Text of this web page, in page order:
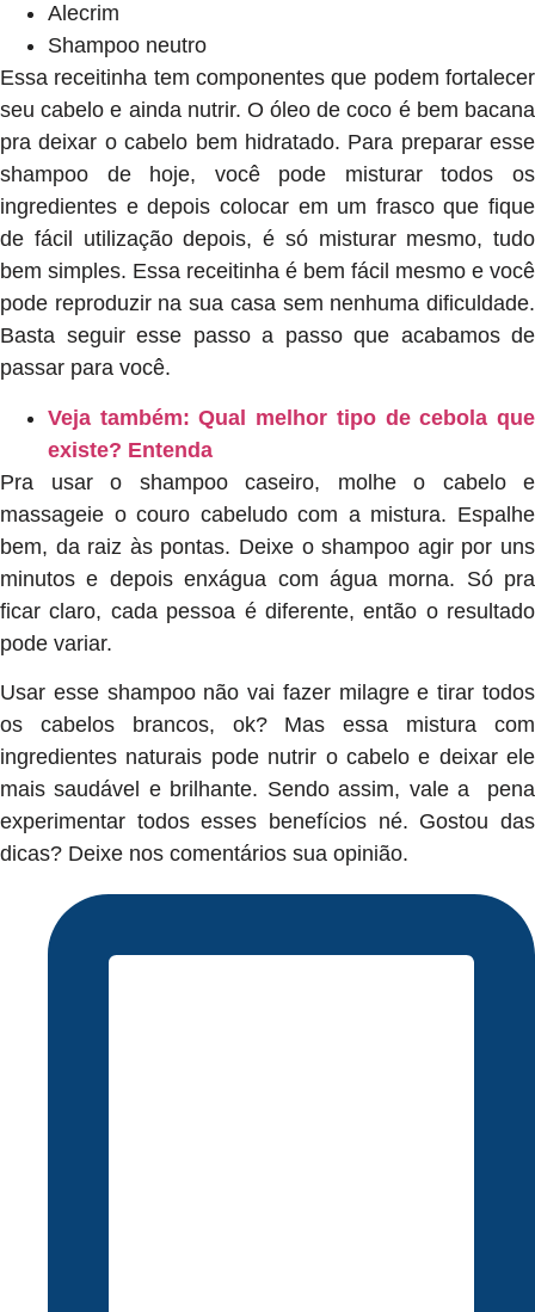
Alecrim
Shampoo neutro
Essa receitinha tem componentes que podem fortalecer
seu cabelo e ainda nutrir. O óleo de coco é bem bacana
pra deixar o cabelo bem hidratado. Para preparar esse
shampoo de hoje, você pode misturar todos os
ingredientes e depois colocar em um frasco que fique
de fácil utilização depois, é só misturar mesmo, tudo
bem simples. Essa receitinha é bem fácil mesmo e você
pode reproduzir na sua casa sem nenhuma dificuldade.
Basta seguir esse passo a passo que acabamos de
passar para você.
Veja também: Qual melhor tipo de cebola que
existe? Entenda
Pra usar o shampoo caseiro, molhe o cabelo e
massageie o couro cabeludo com a mistura. Espalhe
bem, da raiz às pontas. Deixe o shampoo agir por uns
minutos e depois enxágua com água morna. Só pra
ficar claro, cada pessoa é diferente, então o resultado
pode variar.
Usar esse shampoo não vai fazer milagre e tirar todos
os cabelos brancos, ok? Mas essa mistura com
ingredientes naturais pode nutrir o cabelo e deixar ele
mais saudável e brilhante. Sendo assim, vale a pena
experimentar todos esses benefícios né. Gostou das
dicas? Deixe nos comentários sua opinião.